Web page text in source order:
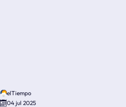
elTiempo
04 jul 2025